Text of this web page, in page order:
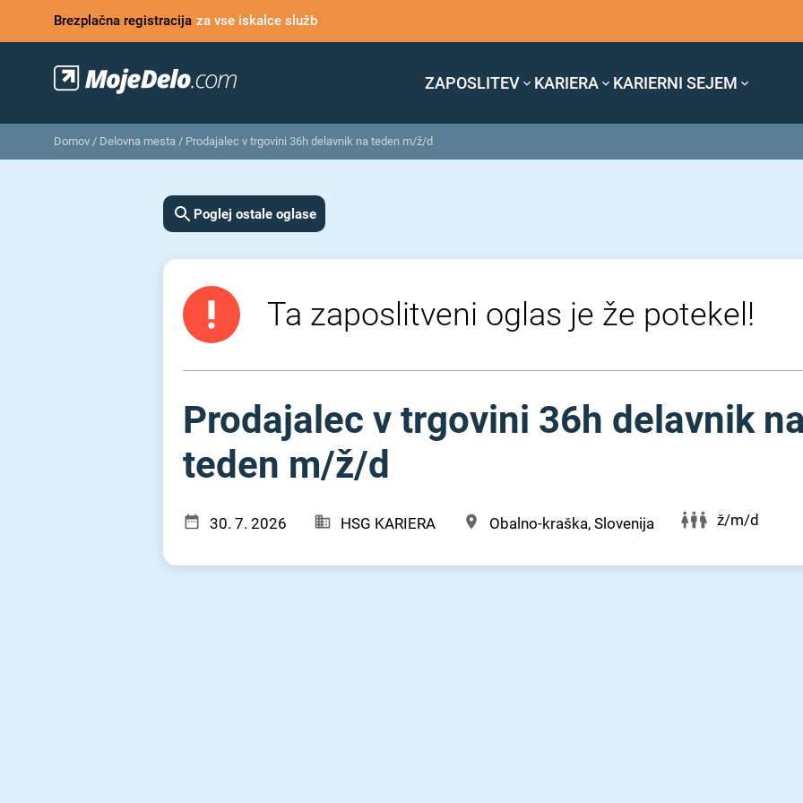
Brezplačna registracija za vse iskalce služb
ZAPOSLITEV KARIERA KARIERNI SEJEM
Domov / Delovna mesta / Prodajalec v trgovini 36h delavnik na teden m/ž/d
Poglej ostale oglase
Ta zaposlitveni oglas je že potekel!
Prodajalec v trgovini 36h delavnik
teden m⁠/⁠ž⁠/⁠d
30. 7. 2026 HSG KARIERA Obalno-kraška, Slovenija ž/m/d